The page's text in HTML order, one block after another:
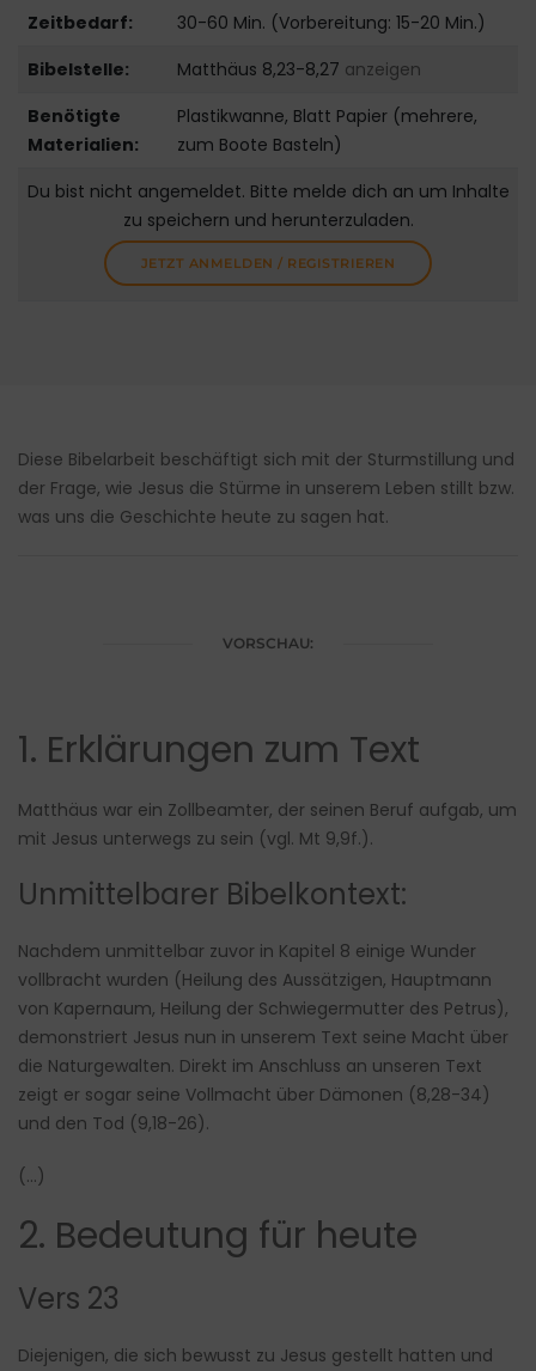
Zeitbedarf:
30-60 Min. (Vorbereitung: 15-20 Min.)
Bibelstelle:
Matthäus 8,23-8,27 anzeigen
Benötigte
Materialien:
Plastikwanne, Blatt Papier (mehrere,
zum Boote Basteln)
Du bist nicht angemeldet. Bitte melde dich an um Inhalte
zu speichern und herunterzuladen.
JETZT ANMELDEN / REGISTRIEREN
Diese Bibelarbeit beschäftigt sich mit der Sturmstillung und
der Frage, wie Jesus die Stürme in unserem Leben stillt bzw.
was uns die Geschichte heute zu sagen hat.
VORSCHAU:
1. Erklärungen zum Text
Matthäus war ein Zollbeamter, der seinen Beruf aufgab, um
mit Jesus unterwegs zu sein (vgl. Mt 9,9f.).
Unmittelbarer Bibelkontext:
Nachdem unmittelbar zuvor in Kapitel 8 einige Wunder
vollbracht wurden (Heilung des Aussätzigen, Hauptmann
von Kapernaum, Heilung der Schwiegermutter des Petrus),
demonstriert Jesus nun in unserem Text seine Macht über
die Naturgewalten. Direkt im Anschluss an unseren Text
zeigt er sogar seine Vollmacht über Dämonen (8,28-34)
und den Tod (9,18-26).
(…)
2. Bedeutung für heute
Vers 23
Diejenigen, die sich bewusst zu Jesus gestellt hatten und